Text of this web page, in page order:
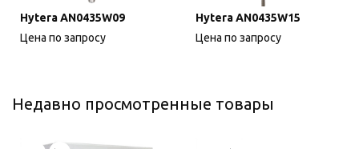
Hytera AN0435W09
Цена по запросу
Hytera AN0435W15
Цена по запросу
Недавно просмотренные товары